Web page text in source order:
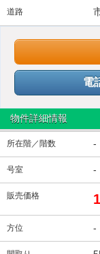
道路
電
物件詳細情報
所在階／階数 -
号室 -
販売価格
方位 -